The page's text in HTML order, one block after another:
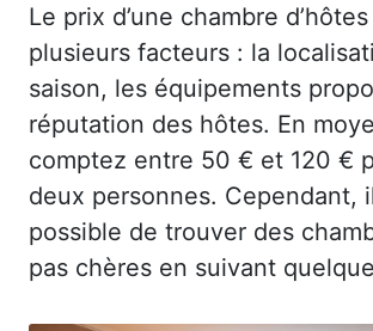
Le prix d’une chambre
plusieurs facteurs : la
saison, les équipements
réputation des hôtes. En
comptez entre 50 € et 120 €
deux personnes. Cependant,
possible de trouver des
pas chères en suivant